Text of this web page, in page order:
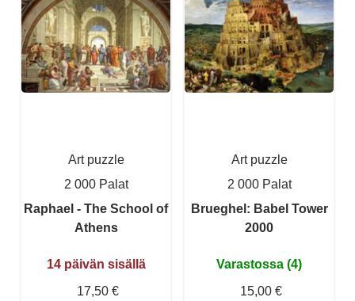
Art puzzle
2 000 Palat
Raphael - The School of
Athens
14 päivän sisällä
17,50 €
Art puzzle
2 000 Palat
Brueghel: Babel Tower
2000
Varastossa (4)
15,00 €